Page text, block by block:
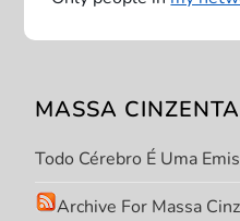
o
d
e
P
MASSA
Todo Cérebro É Uma
Archive For Massa